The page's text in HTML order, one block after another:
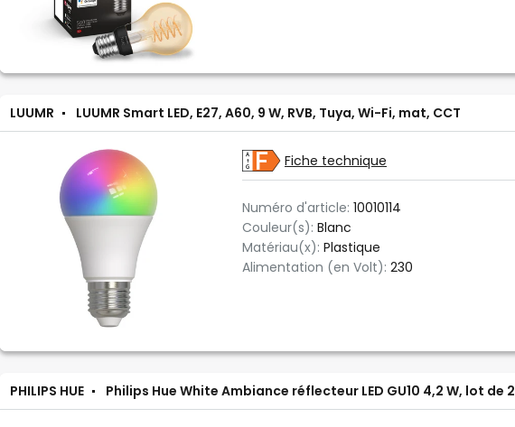
LUUMR LUUMR Smart LED, E27, A60, 9 W, RVB, Tuya, Wi-Fi, mat, CCT
Fiche technique
Numéro d'article: 10010114
Couleur(s): Blanc
Matériau(x): Plastique
Alimentation (en Volt): 230
PHILIPS HUE Philips Hue White Ambiance réflecteur LED GU10 4,2 W, lot de 2